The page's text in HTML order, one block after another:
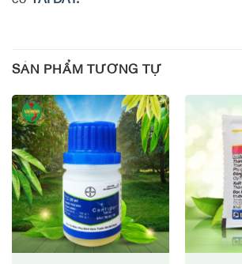
SẢN PHẨM TƯƠNG TỰ